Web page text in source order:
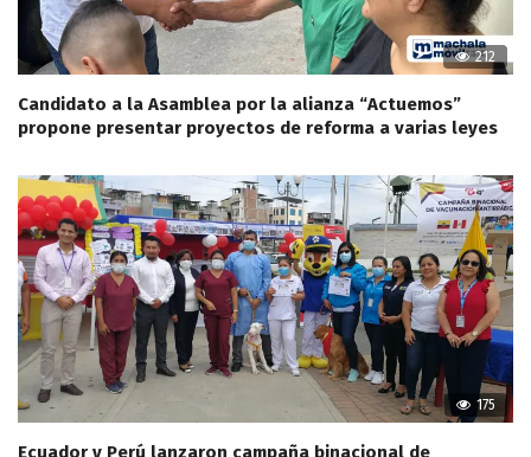
212
Candidato a la Asamblea por la alianza “Actuemos”
propone presentar proyectos de reforma a varias leyes
175
Ecuador y Perú lanzaron campaña binacional de